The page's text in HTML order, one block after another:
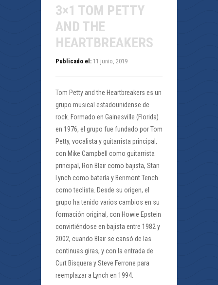
3×1 TOM PETTY
AND THE
HEARTBREAKERS
Publicado el: 11 junio, 2019
Tom Petty and the Heartbreakers es un
grupo musical estadounidense de
rock. Formado en Gainesville (Florida)
en 1976, el grupo fue fundado por Tom
Petty, vocalista y guitarrista principal,
con Mike Campbell como guitarrista
principal, Ron Blair como bajista, Stan
Lynch como batería y Benmont Tench
como teclista. Desde su origen, el
grupo ha tenido varios cambios en su
formación original, con Howie Epstein
convirtiéndose en bajista entre 1982 y
2002, cuando Blair se cansó de las
continuas giras, y con la entrada de
Curt Bisquera y Steve Ferrone para
reemplazar a Lynch en 1994.